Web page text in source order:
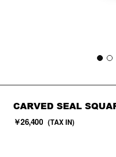
CARVED SEAL
￥26,400 (TAX IN)